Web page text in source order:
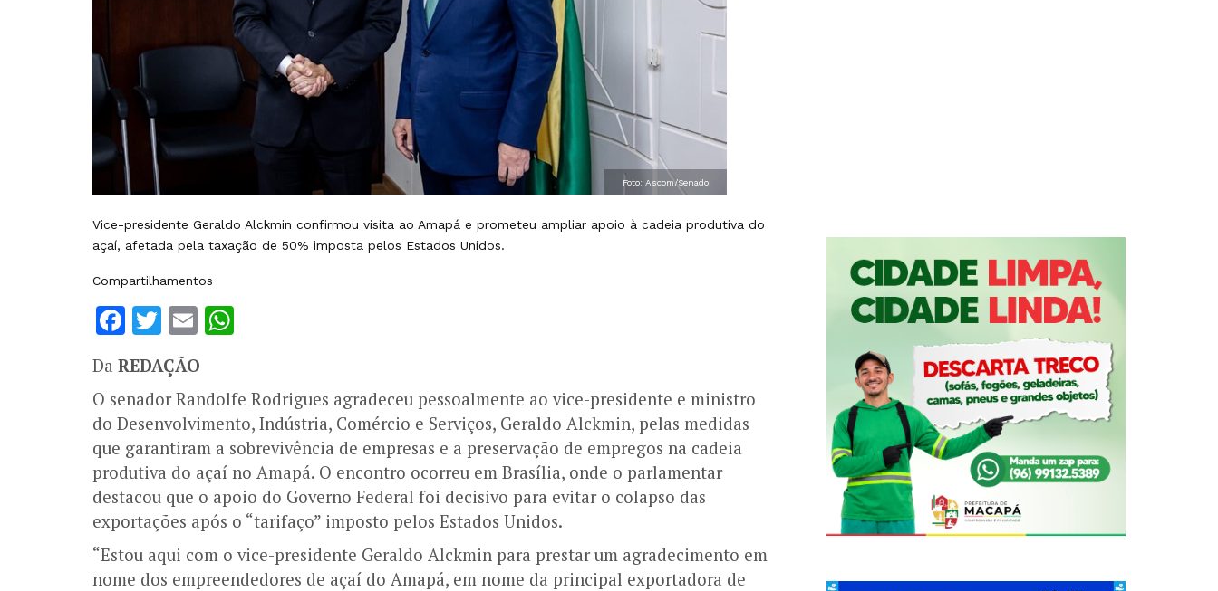
Foto: Ascom/Senado
Vice-presidente Geraldo Alckmin confirmou visita ao Amapá e prometeu ampliar apoio à cadeia produtiva do
açaí, afetada pela taxação de 50% imposta pelos Estados Unidos.
Compartilhamentos
Facebook
Twitter
Email
Da REDAÇÃO
O senador Randolfe Rodrigues agradeceu pessoalmente ao vice-presidente e ministro
do Desenvolvimento, Indústria, Comércio e Serviços, Geraldo Alckmin, pelas medidas
que garantiram a sobrevivência de empresas e a preservação de empregos na cadeia
produtiva do açaí no Amapá. O encontro ocorreu em Brasília, onde o parlamentar
destacou que o apoio do Governo Federal foi decisivo para evitar o colapso das
exportações após o “tarifaço” imposto pelos Estados Unidos.
“Estou aqui com o vice-presidente Geraldo Alckmin para prestar um agradecimento em
nome dos empreendedores de açaí do Amapá, em nome da principal exportadora de